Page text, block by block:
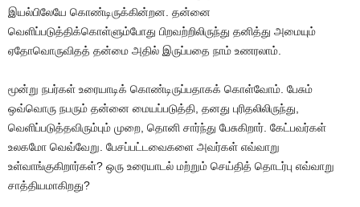
இயல்பிலேயே கொண்டிருக்கின்றன. தன்னை
வெளிப்படுத்திக்கொள்ளும்போது பிறவற்றிலிருந்து தனித்து அமையும்
ஏதோவொருவிதத் தன்மை அதில் இருப்பதை நாம் உணரலாம்.
மூன்று நபர்கள் உரையாடிக் கொண்டிருப்பதாகக் கொள்வோம். பேசும்
ஒவ்வொரு நபரும் தன்னை மையப்படுத்தி, தனது புரிதலிலிருந்து,
வெளிப்படுத்தவிரும்பும் முறை, தொனி சார்ந்து பேசுகிறார். கேட்பவர்கள்
உலகமோ வெவ்வேறு. பேசப்பட்டவைகளை அவர்கள் எவ்வாறு
உள்வாங்குகிறார்கள்? ஒரு உரையாடல் மற்றும் செய்தித் தொடர்பு எவ்வாறு
சாத்தியமாகிறது?